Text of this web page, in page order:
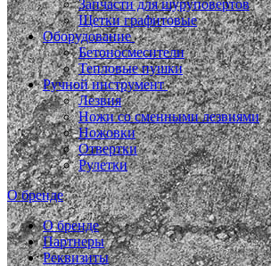
Запчасти для шуруповертов
Щетки графитовые
Оборудование
Бетоносмесители
Тепловые пушки
Ручной инструмент
Лезвия
Ножи со сменными лезвиями
Ножовки
Отвертки
Рулетки
О бренде
О бренде
Партнеры
Реквизиты